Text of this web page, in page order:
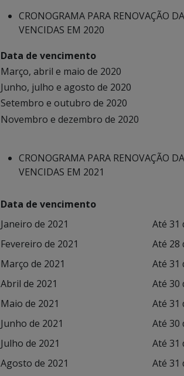
CRONOGRAMA PARA RENOVAÇÃO
VENCIDAS EM 2020
Data de vencimento
Março, abril e maio de 2020
Junho, julho e agosto de 2020
Setembro e outubro de 2020
Novembro e dezembro de 2020
CRONOGRAMA PARA RENOVAÇÃO
VENCIDAS EM 2021
Data de vencimento
Janeiro de 2021
Até 31
Fevereiro de 2021
Até 28
Março de 2021
Até 31
Abril de 2021
Até 30
Maio de 2021
Até 31
Junho de 2021
Até 30
Julho de 2021
Até 31
Agosto de 2021
Até 31